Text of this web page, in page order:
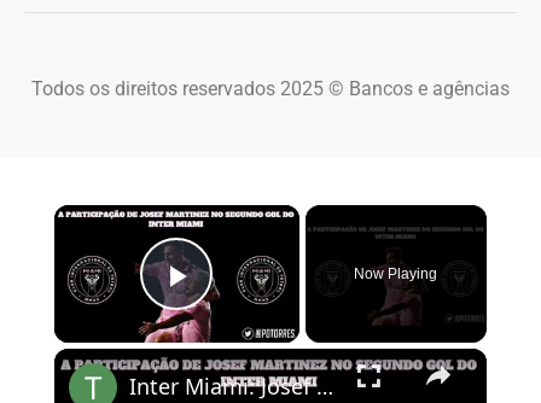
Todos os direitos reservados 2025 © Bancos e agências
×
Play Video
Now Playing
×
Inter Miami: Josef Martinez faz de tudo um pouco e ajuda Messi a marcar